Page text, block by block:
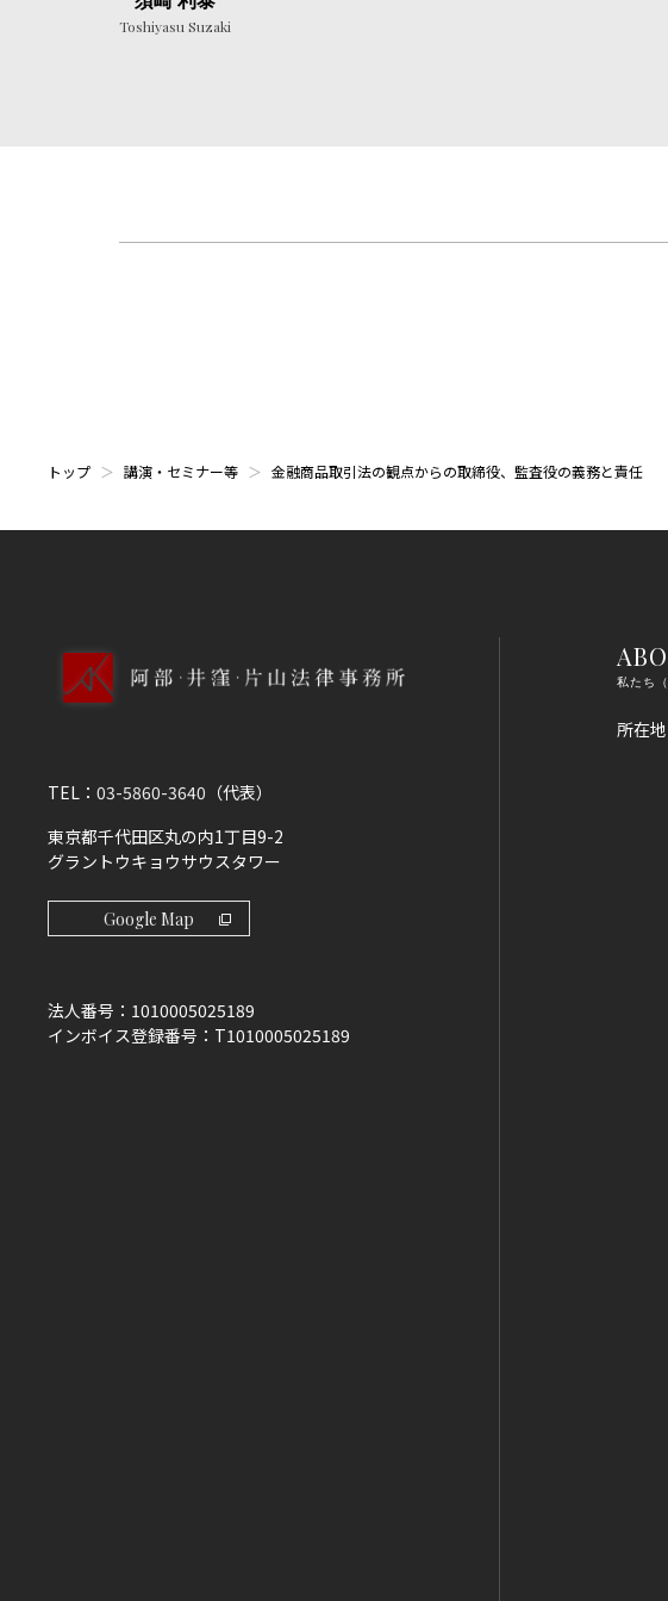
Toshiyasu Suzaki
トップ 講演・セミナー等 金融商品取引法の観点からの取締役、監査役の義務と責任
TEL： 03-5860-3640 （代表）
東京都千代田区丸の内1丁目9-2
グラントウキョウサウスタワー
Google Map
法人番号： 1010005025189
インボイス登録番号： T1010005025189
私たち
所在地